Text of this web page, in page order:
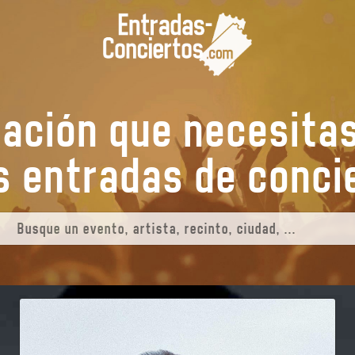
que
tus entradas deco